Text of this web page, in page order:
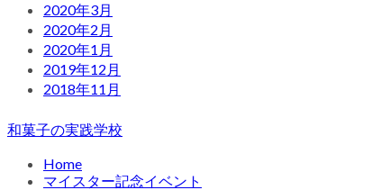
2020年3月
2020年2月
2020年1月
2019年12月
2018年11月
和菓子の実践学校
Home
マイスター記念イベント